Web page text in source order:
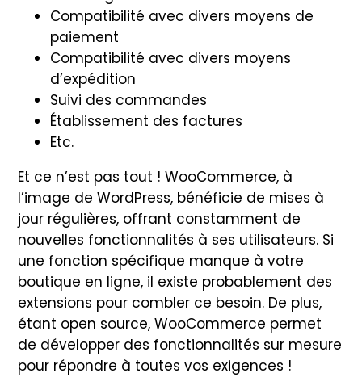
Compatibilité avec divers moyens de
paiement
Compatibilité avec divers moyens
d’expédition
Suivi des commandes
Établissement des factures
Etc.
Et ce n’est pas tout ! WooCommerce, à
l’image de WordPress, bénéficie de mises à
jour régulières, offrant constamment de
nouvelles fonctionnalités à ses utilisateurs. Si
une fonction spécifique manque à votre
boutique en ligne, il existe probablement des
extensions pour combler ce besoin. De plus,
étant open source, WooCommerce permet
de développer des fonctionnalités sur mesure
pour répondre à toutes vos exigences !